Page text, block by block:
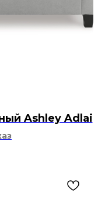
Ashley Adlai